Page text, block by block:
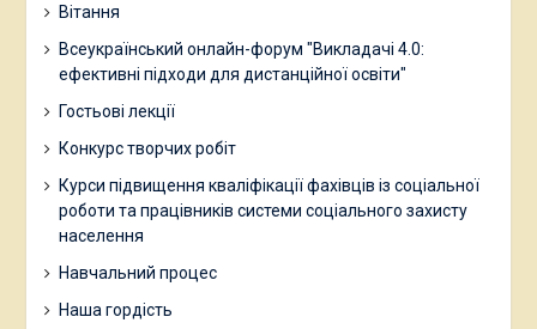
Вітання
Всеукраїнський онлайн-форум "Викладачі 4.0:
ефективні підходи для дистанційної освіти"
Гостьові лекції
Конкурс творчих робіт
Курси підвищення кваліфікації фахівців із соціальної
роботи та працівників системи соціального захисту
населення
Навчальний процес
Наша гордість